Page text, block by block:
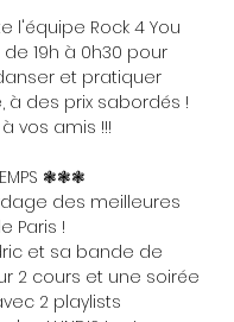
l'équipe Rock 4 You
19h à 0h30 pour
et pratiquer
à des prix sabordés !
vos amis !!!
❃❃❃
des meilleures
Paris !
et sa bande de
2 cours et une soirée
2 playlists